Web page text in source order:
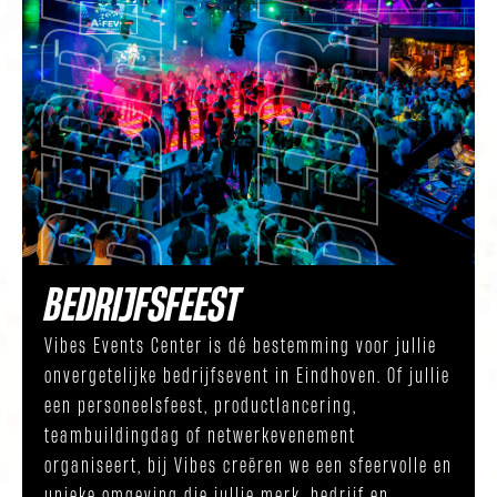
BEDRIJFSFEEST
Vibes Events Center is dé bestemming voor jullie
onvergetelijke bedrijfsevent in Eindhoven. Of jullie
een personeelsfeest, productlancering,
teambuildingdag of netwerkevenement
organiseert, bij Vibes creëren we een sfeervolle en